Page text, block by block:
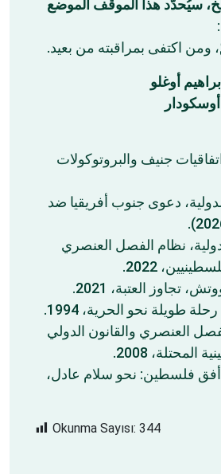
سيُحدّد هذا الموقف الموضع
:
اكتفى بمراقبته من بعيد.
أوغلو
جنيف والبروتوكولات
دعوى جنوب أفريقيا ضد
نظام الفصل العنصري
2022.
تجاوز العتبة، 2021.
طويلة نحو الحرية، 1994.
العنصري والقانون الدولي
2008.
أفق فلسطين: نحو سلام عادل،
Okunma Sayısı: 344